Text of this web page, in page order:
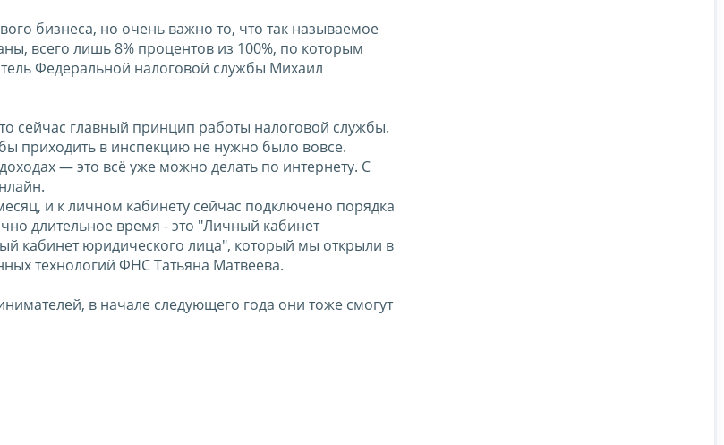
бизнеса, но очень важно то, что так называемое
всего лишь 8% процентов из 100%, по которым
Федеральной налоговой службы Михаил
сейчас главный принцип работы налоговой службы.
приходить в инспекцию не нужно было вовсе.
— это всё уже можно делать по интернету. С
и к личном кабинету сейчас подключено порядка
длительное время - это "Личный кабинет
кабинет юридического лица", который мы открыли в
технологий ФНС Татьяна Матвеева.
в начале следующего года они тоже смогут